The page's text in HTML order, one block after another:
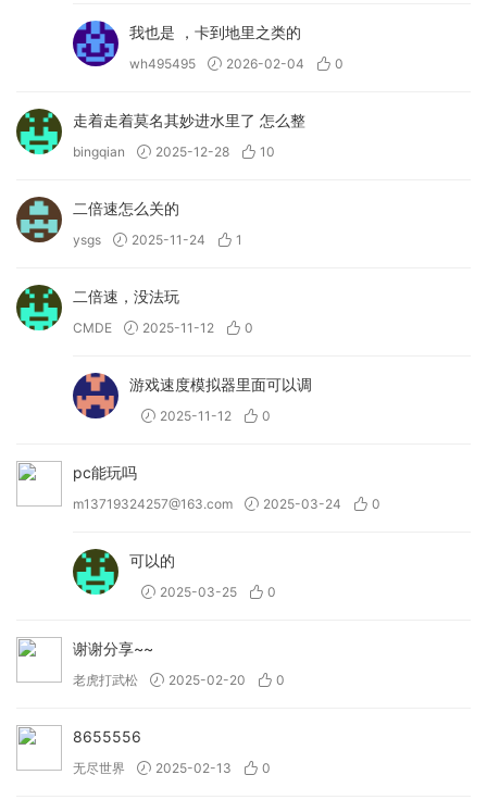
我也是 ，卡到地里之类的
wh495495 2026-02-04 0
走着走着莫名其妙进水里了 怎么整
bingqian 2025-12-28 10
二倍速怎么关的
ysgs 2025-11-24 1
二倍速，没法玩
CMDE 2025-11-12 0
游戏速度模拟器里面可以调
2025-11-12 0
pc能玩吗
m13719324257@163.com 2025-03-24 0
可以的
2025-03-25 0
谢谢分享~~
老虎打武松 2025-02-20 0
8655556
无尽世界 2025-02-13 0